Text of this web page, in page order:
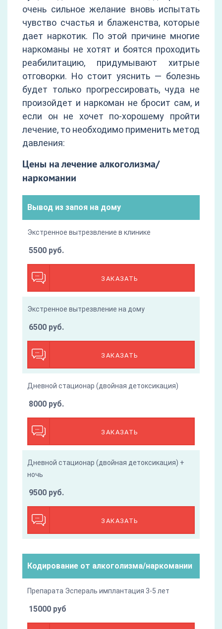
очень сильное желание вновь испытать
чувство счастья и блаженства, которые
дает наркотик. По этой причине многие
наркоманы не хотят и боятся проходить
реабилитацию, придумывают хитрые
отговорки. Но стоит уяснить — болезнь
будет только прогрессировать, чуда не
произойдет и наркоман не бросит сам, и
если он не хочет по-хорошему пройти
лечение, то необходимо применить метод
давления:
Цены на лечение алкоголизма/
наркомании
Вывод из запоя на дому
Экстренное вытрезвление в клинике
ЗАКАЗАТЬ
5500 руб.
Экстренное вытрезвление на дому
ЗАКАЗАТЬ
6500 руб.
Дневной стационар (двойная детоксикация)
ЗАКАЗАТЬ
8000 руб.
Дневной стационар (двойная детоксикация) +
ночь
ЗАКАЗАТЬ
9500 руб.
Кодирование от алкоголизма/наркомании
Препарата Эспераль имплантация 3-5 лет
15000 руб